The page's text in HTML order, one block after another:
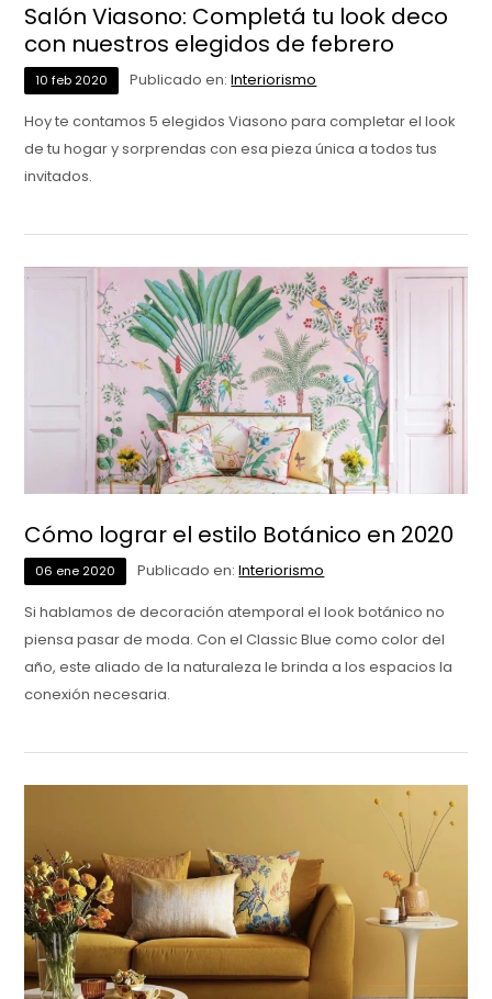
Salón Viasono: Completá tu look deco
con nuestros elegidos de febrero
10 feb 2020 Publicado en:Interiorismo
Hoy te contamos 5 elegidos Viasono para completar el look
de tu hogar y sorprendas con esa pieza única a todos tus
invitados.
Cómo lograr el estilo Botánico en 2020
06 ene 2020 Publicado en:Interiorismo
Si hablamos de decoración atemporal el look botánico no
piensa pasar de moda. Con el Classic Blue como color del
año, este aliado de la naturaleza le brinda a los espacios la
conexión necesaria.